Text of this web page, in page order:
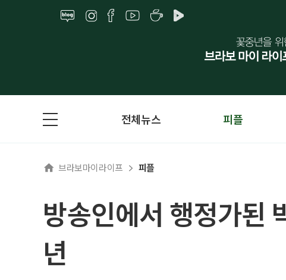
전체뉴스 피플
브라보마이라이프 피플
방송인에서 행정가된
년